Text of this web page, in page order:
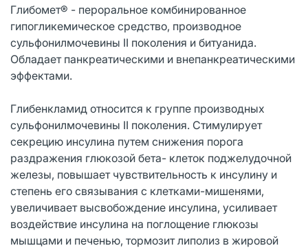
Глибомет® - пероральное комбинированное
гипогликемическое средство, производное
сульфонилмочевины II поколения и битуанида.
Обладает панкреатическими и внепанкреатическими
эффектами.
Глибенкламид относится к группе производных
сульфонилмочевины II поколения. Стимулирует
секрецию инсулина путем снижения порога
раздражения глюкозой бета- клеток поджелудочной
железы, повышает чувствительность к инсулину и
степень его связывания с клетками-мишенями,
увеличивает высвобождение инсулина, усиливает
воздействие инсулина на поглощение глюкозы
мышцами и печенью, тормозит липолиз в жировой